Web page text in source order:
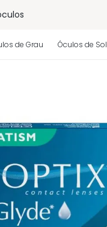
regulamento)
de Grau Óculos de Sol